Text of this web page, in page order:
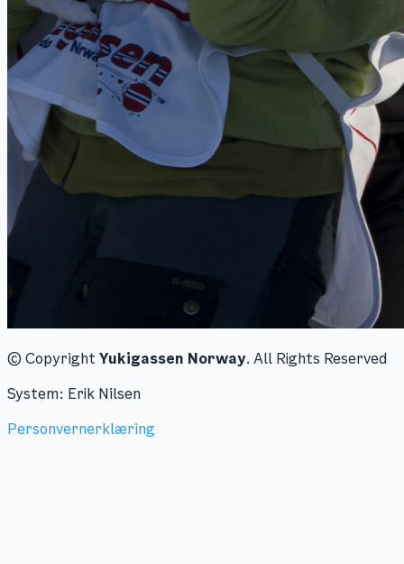
© Copyright Yukigassen Norway. All Rights Reserved
System: Erik Nilsen
Personvernerklæring